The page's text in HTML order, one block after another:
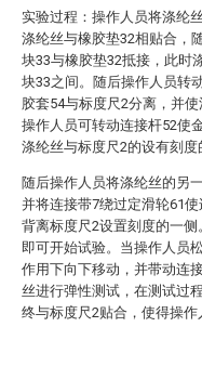
实验过程：操作人员将涤纶
涤纶丝与橡胶垫32相贴合，
块33与橡胶垫32抵接，此时
块33之间。随后操作人员转
胶套54与标度尺2分离，并
操作人员可转动连接杆52使
涤纶丝与标度尺2的设有刻度
随后操作人员将涤纶丝的另
并将连接带7绕过定滑轮61
背离标度尺2设置刻度的一
即可开始试验。当操作人员
作用下向下移动，并带动连
丝进行弹性测试，在测试过
终与标度尺2贴合，使得操作